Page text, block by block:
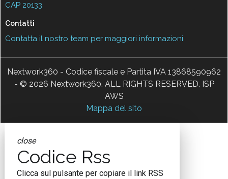
CAP 20133
Contatti
Contatta il nostro team per maggiori informazioni
Nextwork360 - Codice fiscale e Partita IVA 13868590962
- © 2026 Nextwork360. ALL RIGHTS RESERVED. ISP
AWS
Mappa del sito
close
Codice Rss
Clicca sul pulsante per copiare il link RSS